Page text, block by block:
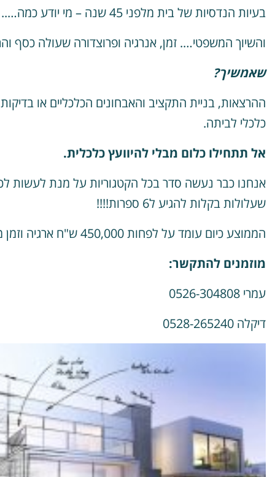
בעיות הנדסיות של בית מלפני 45 שנה – מי יודע כמה….. בש"ח….
והשיוך המשפטי…. זמן, אנרגיה ופרוצדורה שעולה כסף
שאמשיך?
ההרצאות, בניית התקציב והאבחונים הכלכליים או
כלכלי לביתה.
אל תתחילו כלום מבלי להיוועץ כלכלית.
אנחנו כבר נעשה סדר בכל הקטגוריות על מנת לעשות
שעלולות בקלות להגיע ל6 ספרות!!!!
הממוצע כיום עומד על לפחות 450,000 ש"ח ארגיה וזמן מיותר !
מוזמנים להתקשר:
עמרי 0526-304808
דיקלה 0528-265240